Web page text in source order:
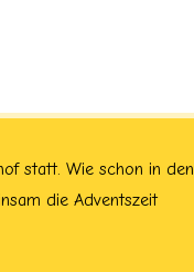
statt. Wie schon in den
die Adventszeit